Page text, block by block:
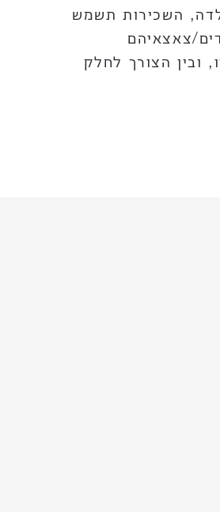
חייה של הילדה, השכירות תשמש
של הילדה ימכרו ויתחלקו בין כל 4 הילדים/צאצאיהם
ובין הצורך לחלק